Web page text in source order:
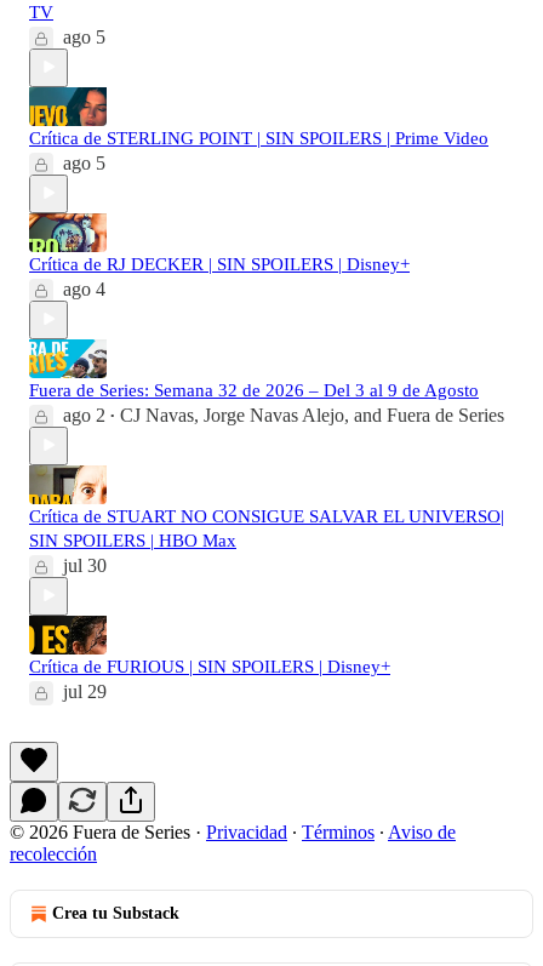
TV
ago 5
Crítica de STERLING POINT | SIN SPOILERS | Prime Video
ago 5
Crítica de RJ DECKER | SIN SPOILERS | Disney+
ago 4
Fuera de Series: Semana 32 de 2026 – Del 3 al 9 de Agosto
ago 2 • CJ Navas, Jorge Navas Alejo, and Fuera de Series
Crítica de STUART NO CONSIGUE SALVAR EL UNIVERSO|
SIN SPOILERS | HBO Max
jul 30
Crítica de FURIOUS | SIN SPOILERS | Disney+
jul 29
© 2026 Fuera de Series · Privacidad ∙ Términos ∙ Aviso de
recolección
Crea tu Substack